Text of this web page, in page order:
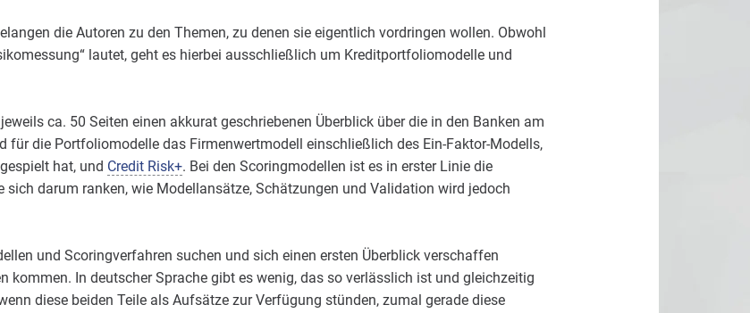
die Autoren zu den Themen, zu denen sie eigentlich vordringen wollen. Obwohl
lautet, geht es hierbei ausschließlich um Kreditportfoliomodelle und
ca. 50 Seiten einen akkurat geschriebenen Überblick über die in den Banken am
für die Portfoliomodelle das Firmenwertmodell einschließlich des Ein-Faktor-Modells,
hat, und Credit Risk+. Bei den Scoringmodellen ist es in erster Linie die
sich darum ranken, wie Modellansätze, Schätzungen und Validation wird jedoch
und Scoringverfahren suchen und sich einen ersten Überblick verschaffen
kommen. In deutscher Sprache gibt es wenig, das so verlässlich ist und gleichzeitig
diese beiden Teile als Aufsätze zur Verfügung stünden, zumal gerade diese